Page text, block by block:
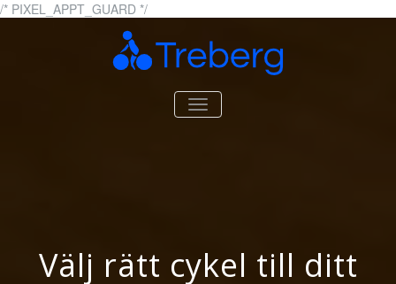
/* PIXEL_APPT_GUARD */Skip
content
Treberg.se Allt om cyklar och cykling
TOGGLE
NAVIGATION
Välj rätt cykel till ditt